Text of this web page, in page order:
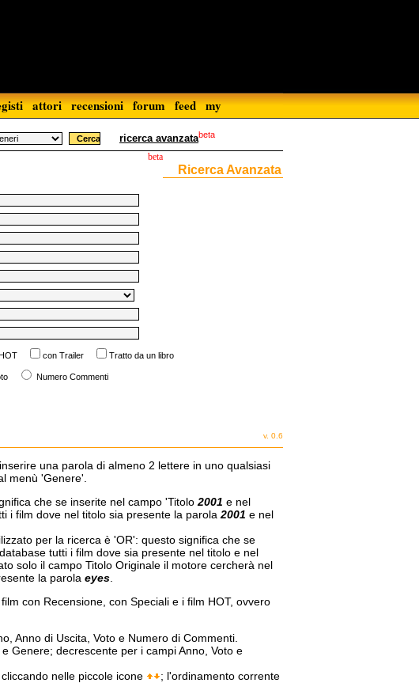
attori recensioni forum feed my
ricerca avanzatabeta
Ricerca Avanzata
beta
con Trailer
Tratto da un libro
Numero Commenti
v. 0.6
una parola di almeno 2 lettere in uno qualsiasi
menù 'Genere'.
che se inserite nel campo 'Titolo 2001 e nel
i film dove nel titolo sia presente la parola 2001 e nel
per la ricerca è 'OR': questo significa che se
tutti i film dove sia presente nel titolo e nel
solo il campo Titolo Originale il motore cercherà nel
la parola eyes
con Recensione, con Speciali e i film HOT, ovvero
Anno di Uscita, Voto e Numero di Commenti.
Genere; decrescente per i campi Anno, Voto e
nelle piccole icone
; l'ordinamento corrente